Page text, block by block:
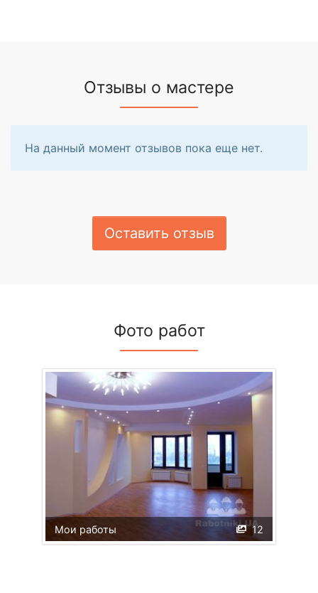
Отзывы о мастере
На данный момент отзывов пока еще нет.
Оставить отзыв
Фото работ
12
Мои работы